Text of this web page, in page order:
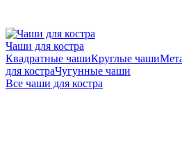
Чаши для костра
Квадратные чашиКруглые чаши
для костраЧугунные чаши
Все чаши для костра